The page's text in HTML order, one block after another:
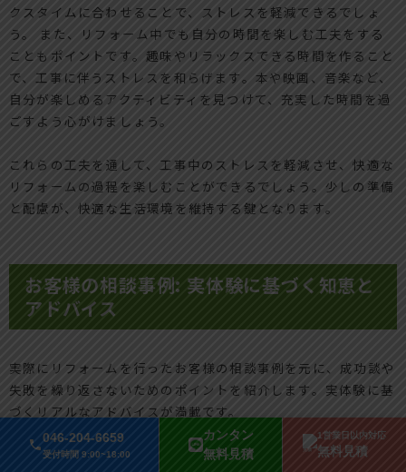
046-204-6659
受付時間 9:00~18:00
カンタン
無料見積
1営業日以内対応
無料見積
クスタイムに合わせることで、ストレスを軽減できるでしょ
う。 また、リフォーム中でも自分の時間を楽しむ工夫をする
こともポイントです。趣味やリラックスできる時間を作ること
で、工事に伴うストレスを和らげます。本や映画、音楽など、
自分が楽しめるアクティビティを見つけて、充実した時間を過
ごすよう心がけましょう。
これらの工夫を通して、工事中のストレスを軽減させ、快適な
リフォームの過程を楽しむことができるでしょう。少しの準備
と配慮が、快適な生活環境を維持する鍵となります。
お客様の相談事例: 実体験に基づく知恵と
アドバイス
実際にリフォームを行ったお客様の相談事例を元に、成功談や
失敗を繰り返さないためのポイントを紹介します。実体験に基
づくリアルなアドバイスが満載です。